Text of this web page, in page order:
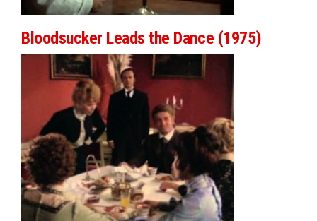
Bloodsucker Leads the Dance (1975)